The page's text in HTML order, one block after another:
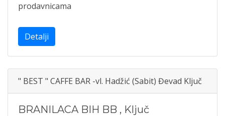
prodavnicama
Detalji
" BEST " CAFFE BAR -vl. Hadžić (Sabit) Đevad Ključ
BRANILACA BIH BB , Ključ